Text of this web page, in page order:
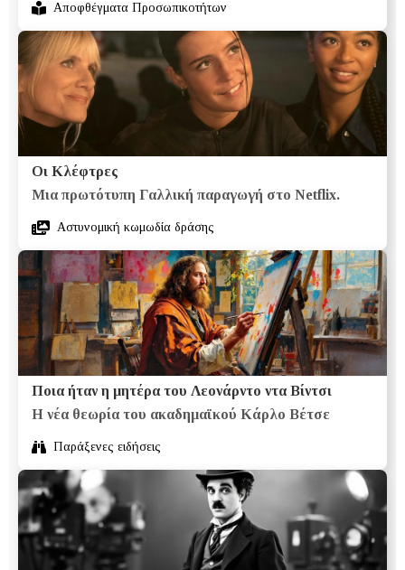
Αποφθέγματα Προσωπικοτήτων
Οι Κλέφτρες
Μια πρωτότυπη Γαλλική παραγωγή στο Netflix.
Αστυνομική κωμωδία δράσης
Ποια ήταν η μητέρα του Λεονάρντο ντα Βίντσι
Η νέα θεωρία του ακαδημαϊκού Κάρλο Βέτσε
Παράξενες ειδήσεις